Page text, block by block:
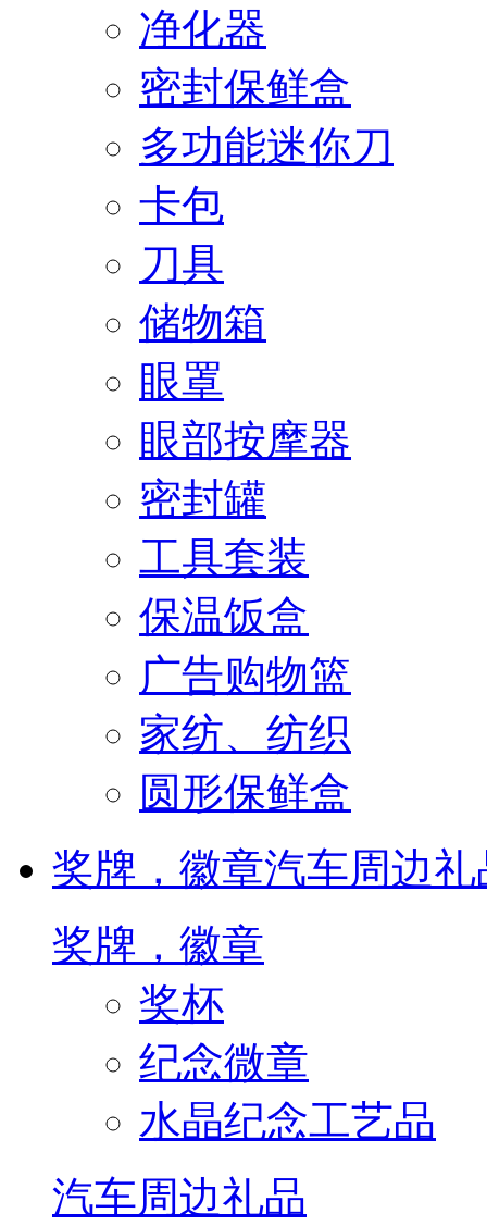
净化器
密封保鲜盒
多功能迷你刀
卡包
刀具
储物箱
眼罩
眼部按摩器
密封罐
工具套装
保温饭盒
广告购物篮
家纺、纺织
圆形保鲜盒
奖牌，徽章汽车周边礼
奖牌，徽章
奖杯
纪念微章
水晶纪念工艺品
汽车周边礼品